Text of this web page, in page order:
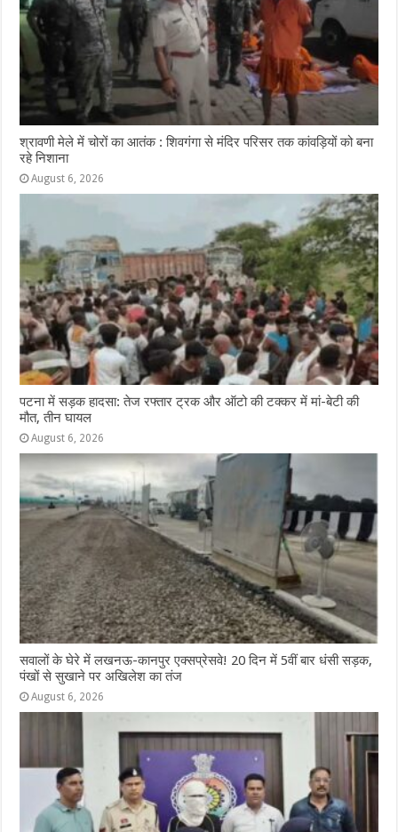
श्रावणी मेले में चोरों का आतंक : शिवगंगा से मंदिर परिसर तक कांवड़ियों को बना
रहे निशाना
August 6, 2026
पटना में सड़क हादसा: तेज रफ्तार ट्रक और ऑटो की टक्कर में मां-बेटी की
मौत, तीन घायल
August 6, 2026
सवालों के घेरे में लखनऊ-कानपुर एक्सप्रेसवे! 20 दिन में 5वीं बार धंसी सड़क,
पंखों से सुखाने पर अखिलेश का तंज
August 6, 2026